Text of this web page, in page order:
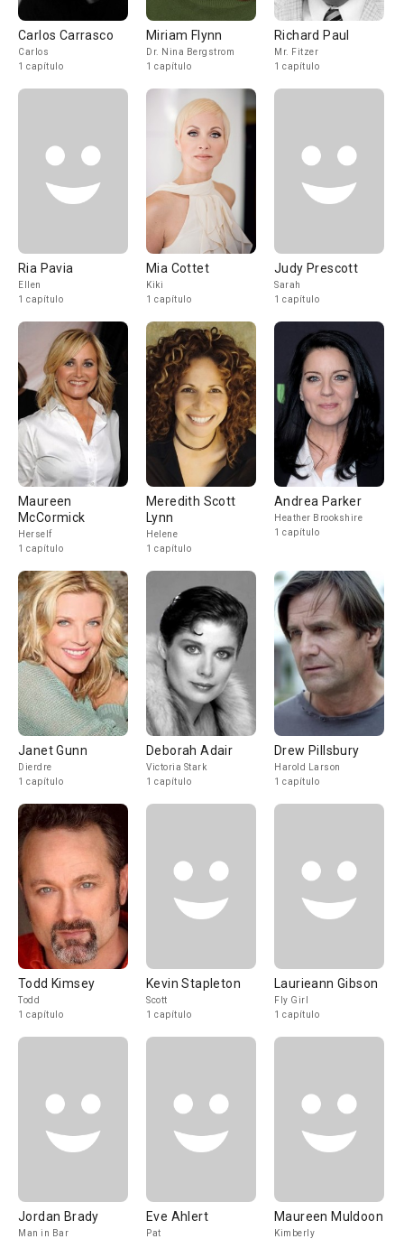
Carlos Carrasco
Carlos
1 capítulo
Miriam Flynn
Dr. Nina Bergstrom
1 capítulo
Richard Paul
Mr. Fitzer
1 capítulo
Ria Pavia
Ellen
1 capítulo
Mia Cottet
Kiki
1 capítulo
Judy Prescott
Sarah
1 capítulo
Maureen
McCormick
Herself
1 capítulo
Meredith Scott
Lynn
Helene
1 capítulo
Andrea Parker
Heather Brookshire
1 capítulo
Janet Gunn
Dierdre
1 capítulo
Deborah Adair
Victoria Stark
1 capítulo
Drew Pillsbury
Harold Larson
1 capítulo
Todd Kimsey
Todd
1 capítulo
Kevin Stapleton
Scott
1 capítulo
Laurieann Gibson
Fly Girl
1 capítulo
Jordan Brady
Man in Bar
Eve Ahlert
Pat
Maureen Muldoon
Kimberly